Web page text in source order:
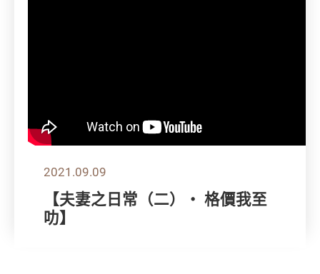
2021.09.09
【夫妻之日常（二）‧ 格價我至
叻】